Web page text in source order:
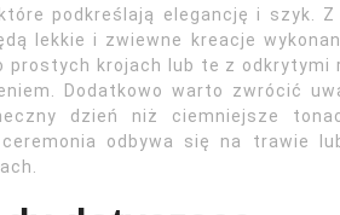
podkreślają elegancję i szyk. Z
lekkie i zwiewne kreacje
prostych krojach lub te z odkrytymi
Dodatkowo warto zwrócić
dzień niż ciemniejsze
odbywa się na trawie